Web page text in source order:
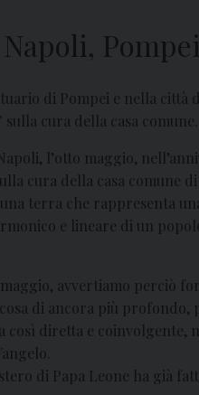
di Pompei e nella città
cura della casa comune.
l’otto maggio,
cura della casa comune
terra che rappresenta
e lineare di un
avvertiamo perciò
di ancora più profondo,
diretta e coinvolgente,
di Papa Leone ha già